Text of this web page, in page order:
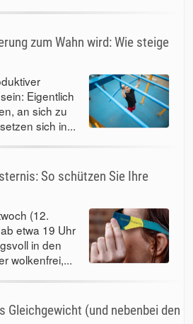
zum Wahn wird: Wie steige
Eigentlich
an sich zu
sich in...
So schützen Sie Ihre
(12.
etwa 19 Uhr
in den
wolkenfrei,...
Gleichgewicht (und nebenbei den